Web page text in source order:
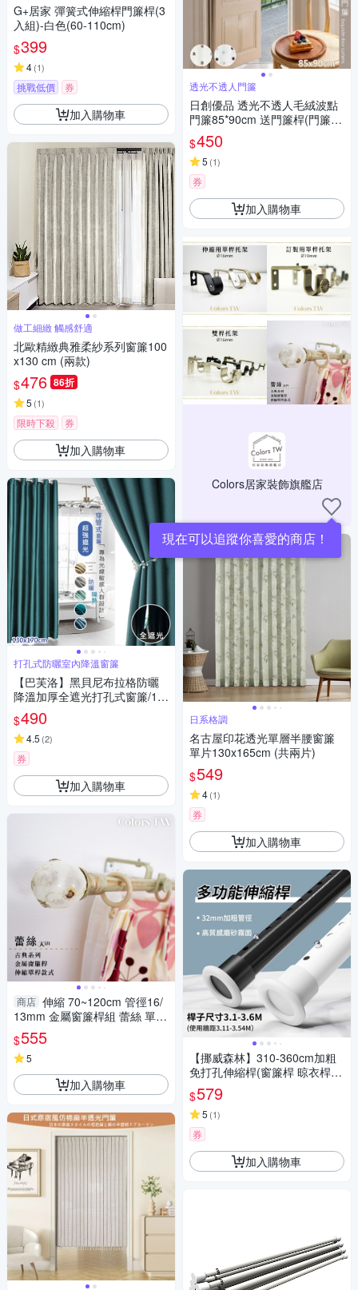
G+居家 彈簧式伸縮桿門簾桿(3
入組)-白色(60-110cm)
$399
4(1)
挑戰低價 券
加入購物車
做工細緻 觸感舒適
北歐精緻典雅柔紗系列窗簾100
x130 cm (兩款)
$476 86折
5 (1)
限時下殺 券
加入購物車
打孔式防曬室內降溫窗簾
【巴芙洛】黑貝尼布拉格防曬
降溫加厚全遮光打孔式窗簾/13
0*170CM(打孔遮光窗簾/拉簾/
門簾/風水簾)
$490
4.5 (2)
券
加入購物車
商店 伸縮 70~120cm 管徑16/
13mm 金屬窗簾桿組 蕾絲 單桿
巴洛克風 台灣製 Colors tw 室
內裝潢
$555
5
加入購物車
透光不透人門簾
日創優品 透光不透人毛絨波點
門簾85*90cm 送門簾桿(門簾/
長門簾/隔簾/穿桿窗簾/短簾/咖
啡簾)
$450
5 (1)
券
加入購物車
Colors居家裝飾旗艦店
現在可以追蹤你喜愛的商店！
日系格調
名古屋印花透光單層半腰窗簾
單片130x165cm (共兩片)
$549
4(1)
券
加入購物車
【挪威森林】310-360cm加粗
免打孔伸縮桿(窗簾桿 晾衣桿
曬衣桿 浴簾桿 門簾桿 掛衣架)
$579
5 (1)
券
加入購物車